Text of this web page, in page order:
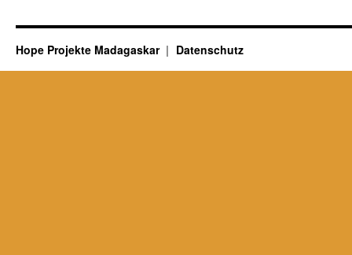
Hope Projekte Madagaskar Datenschutz